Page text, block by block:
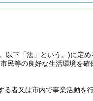
以下「法」という。)に定
民等の良好な生活環境を
者又は市内で事業活動を